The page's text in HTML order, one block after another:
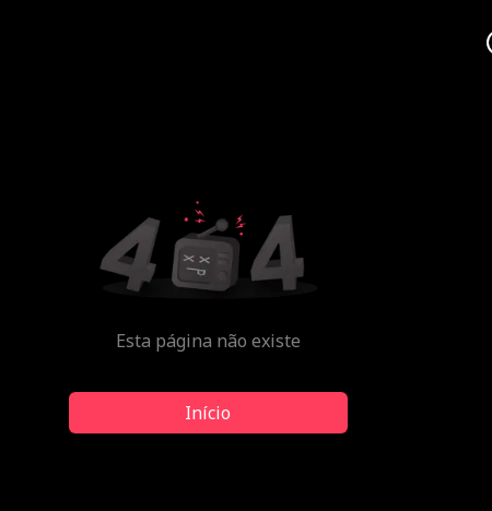
Esta página não existe
Início